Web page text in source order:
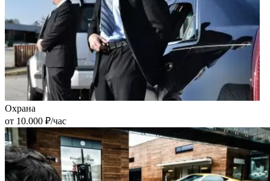
Охрана
от 10.000 ₽/час